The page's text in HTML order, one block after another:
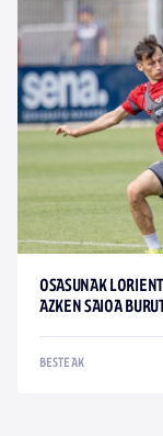
OSASUNAK
AZKEN SAIOA
BESTEAK